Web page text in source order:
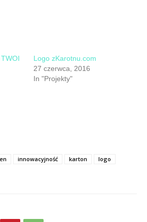
Logo zKarotnu.com
27 czerwca, 2016
In "Projekty"
innowacyjność karton
logo